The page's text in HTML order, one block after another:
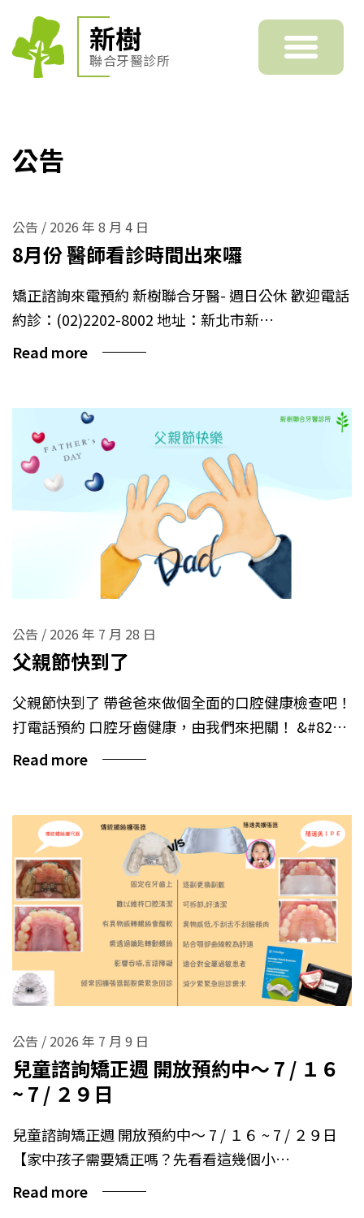
新樹
聯合牙醫診所
公告
公告 / 2026 年 8 月 4 日
8月份 醫師看診時間出來囉
矯正諮詢來電預約 新樹聯合牙醫- 週日公休 歡迎電話
約診：(02)2202-8002 地址：新北市新…
Read more
公告 / 2026 年 7 月 28 日
父親節快到了
父親節快到了 帶爸爸來做個全面的口腔健康檢查吧！
打電話預約 口腔牙齒健康，由我們來把關！ &#82…
Read more
公告 / 2026 年 7 月 9 日
兒童諮詢矯正週 開放預約中～ 7 / １６
~ 7 / ２９日
兒童諮詢矯正週 開放預約中～ 7 / １６ ~ 7 / ２９日
【家中孩子需要矯正嗎？先看看這幾個小…
Read more